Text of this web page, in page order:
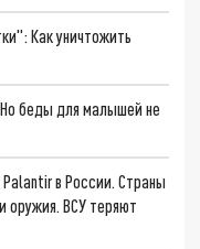
Как уничтожить
беды для малышей не
в России. Страны
оружия. ВСУ теряют